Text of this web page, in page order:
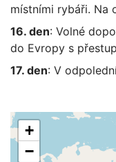
místními rybáři. Na
16. den: Volné
do Evropy s
17. den: V
+
−